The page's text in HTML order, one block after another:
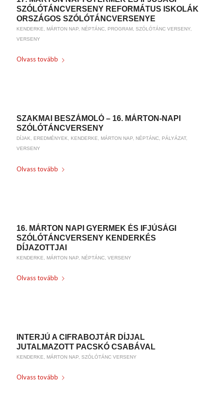
SZÓLÓTÁNCVERSENY REFORMÁTUS ISKOLÁK
ORSZÁGOS SZÓLÓTÁNCVERSENYE
KENDERKE, MÁRTON NAP, NÉPTÁNC, PROGRAM, SZÓLÓTÁNC VERSENY,
VERSENY
Olvass tovább
SZAKMAI BESZÁMOLÓ – 16. MÁRTON-NAPI
SZÓLÓTÁNCVERSENY
DÍJAK, EREDMÉNYEK, KENDERKE, MÁRTON NAP, NÉPTÁNC, PÁLYÁZAT,
VERSENY
Olvass tovább
16. MÁRTON NAPI GYERMEK ÉS IFJÚSÁGI
SZÓLÓTÁNCVERSENY KENDERKÉS
DÍJAZOTTJAI
KENDERKE MÁRTON NAP, NÉPTÁNC, VERSENY
Olvass tovább
INTERJÚ A CIFRABOJTÁR DÍJJAL
JUTALMAZOTT PACSKÓ CSABÁVAL
KENDERKE MÁRTON NAP, SZÓLÓTÁNC VERSENY
Olvass tovább